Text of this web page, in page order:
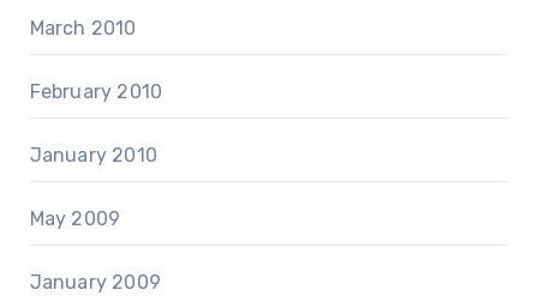
March 2010
February 2010
January 2010
May 2009
January 2009